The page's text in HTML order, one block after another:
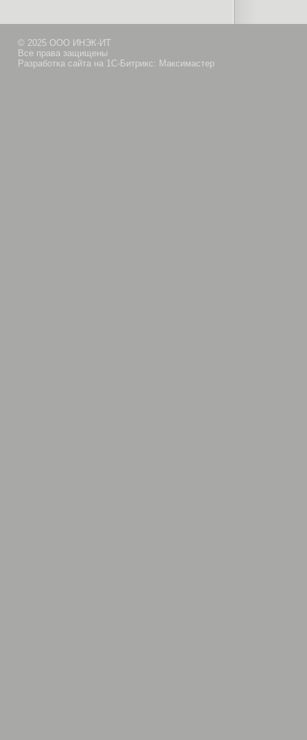
© 2025 ООО ИНЭК-ИТ
Все права защищены
Разработка сайта на 1С-Битрикс: Максимастер